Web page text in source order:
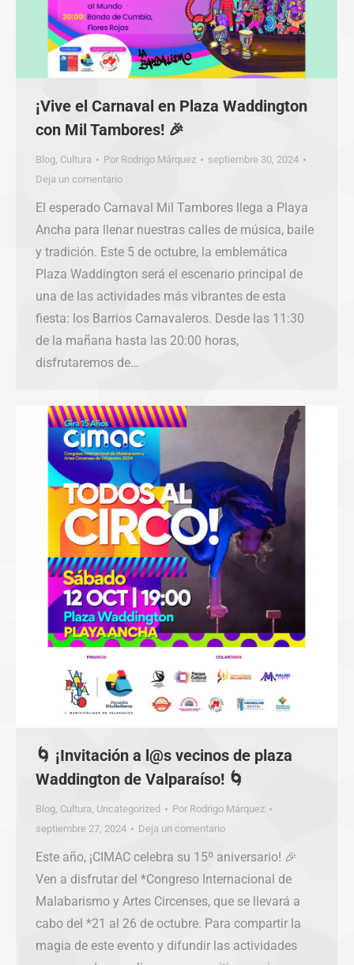
¡Vive el Carnaval en Plaza Waddington
con Mil Tambores! 🎉
Blog, Cultura Por Rodrigo Márquez
septiembre 30, 2024
Deja un comentario
El esperado Carnaval Mil Tambores llega a Playa
Ancha para llenar nuestras calles de música, baile
y tradición. Este 5 de octubre, la emblemática
Plaza Waddington será el escenario principal de
una de las actividades más vibrantes de esta
fiesta: los Barrios Carnavaleros. Desde las 11:30
de la mañana hasta las 20:00 horas,
disfrutaremos de…
🌀 ¡Invitación a l@s vecinos de plaza
Waddington de Valparaíso! 🌀
Blog, Cultura, Uncategorized Por Rodrigo Márquez
septiembre 27, 2024
Deja un comentario
Este año, ¡CIMAC celebra su 15º aniversario! 🎉
Ven a disfrutar del *Congreso Internacional de
Malabarismo y Artes Circenses, que se llevará a
cabo del *21 al 26 de octubre. Para compartir la
magia de este evento y difundir las actividades